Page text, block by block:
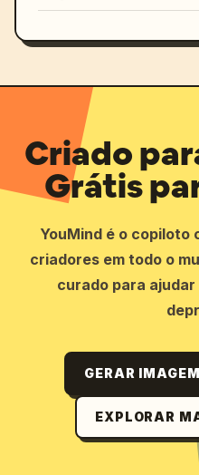
Criado
Grátis
YouMind é o copiloto
criadores em todo o
curado para
GERAR
EXPLORAR